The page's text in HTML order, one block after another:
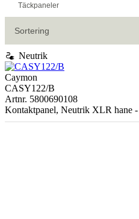
Täckpaneler
Sortering
electrical_services Neutrik
Caymon
CASY122/B
Artnr. 5800690108
Kontaktpanel, Neutrik XLR hane